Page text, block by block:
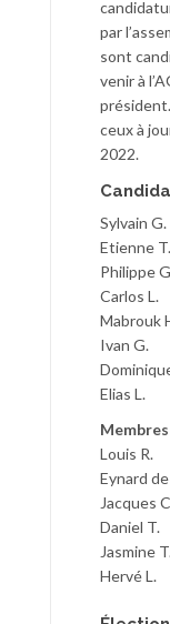
par
sont
venir à
ceux à
2022.
Sylvain G.
Etienne T.
Philippe
Carlos L.
Mabrouk
Ivan G.
Elias L.
Louis R.
Eynard
Jacques
Daniel T.
Jasmine
Hervé L.